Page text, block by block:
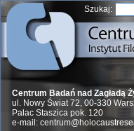
Szukaj:
Centrum Badań nad Zagładą
ul. Nowy Świat 72, 00-330
Palac Staszica pok. 120
e-mail: